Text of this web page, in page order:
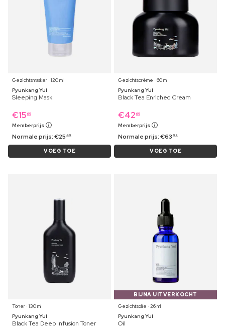
Gezichtsmasker ⋅ 120 ml
Pyunkang Yul
Sleeping Mask
€15 69
Memberprijs
Normale prijs:€25 49
VOEG TOE
Gezichtscrème ⋅ 60 ml
Pyunkang Yul
Black Tea Enriched Cream
€42 69
Memberprijs
Normale prijs:€63 99
VOEG TOE
Toner ⋅ 130 ml
Pyunkang Yul
Black Tea Deep Infusion Toner
BIJNA UITVERKOCHT
Gezichtsolie ⋅ 26 ml
Pyunkang Yul
Oil